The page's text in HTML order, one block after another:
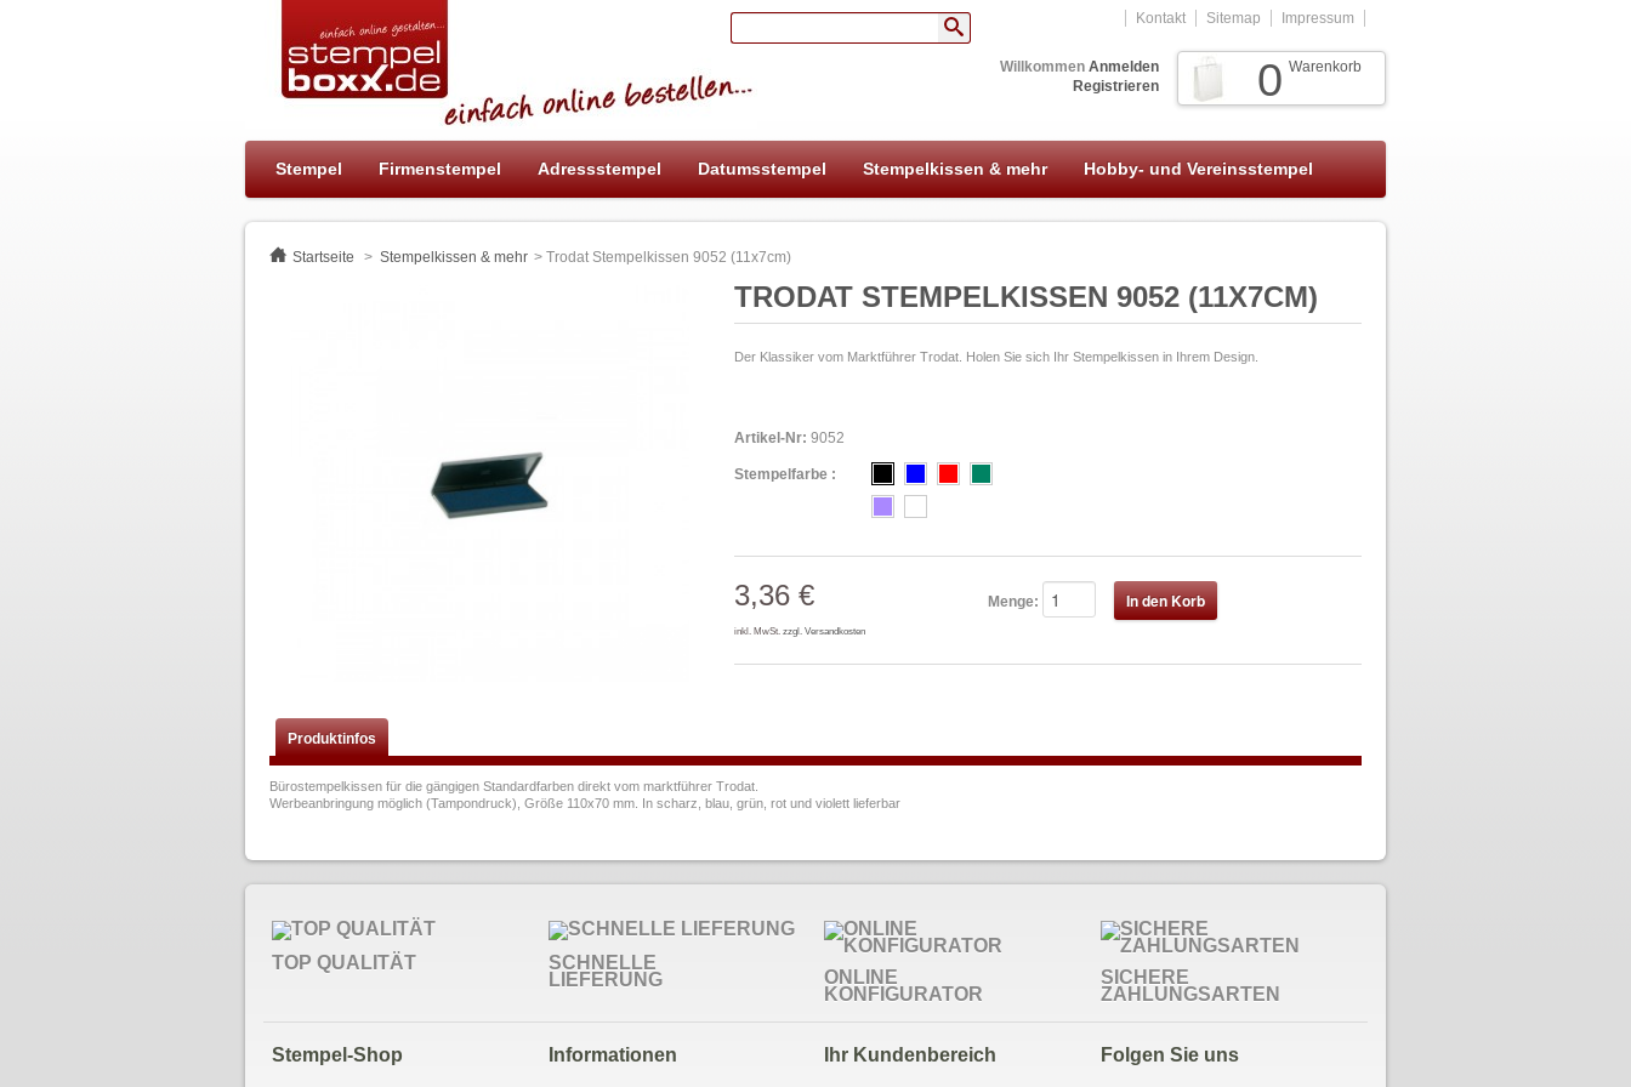
Kontakt Sitemap Impressum
0 Warenkorb
Willkommen Anmelden
Registrieren
Stempel Firmenstempel Adressstempel Datumsstempel Stempelkissen & mehr Hobby- und Vereinsstempel
Startseite > Stempelkissen & mehr > Trodat Stempelkissen 9052 (11x7cm)
TRODAT STEMPELKISSEN 9052 (11X7CM)
Der Klassiker vom Marktführer Trodat. Holen Sie sich Ihr Stempelkissen in Ihrem Design.
Artikel-Nr: 9052
Stempelfarbe :
3,36 €
inkl. MwSt. zzgl. Versandkosten
Menge:
Produktinfos
Bürostempelkissen für die gängigen Standardfarben direkt vom marktführer Trodat.
Werbeanbringung möglich (Tampondruck), Größe 110x70 mm. In scharz, blau, grün, rot und violett lieferbar
TOP QUALITÄT
SCHNELLE
LIEFERUNG
ONLINE
KONFIGURATOR
SICHERE
ZAHLUNGSARTEN
Stempel-Shop Informationen Ihr Kundenbereich Folgen Sie uns